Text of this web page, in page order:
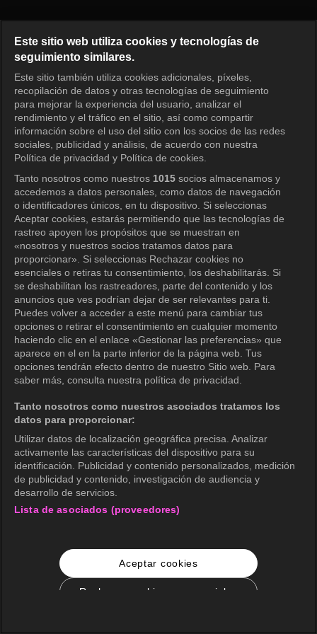
Iniciar sesión
Este sitio web utiliza cookies y tecnologías de
seguimiento similares.
Este sitio también utiliza cookies adicionales, píxeles,
recopilación de datos y otras tecnologías de seguimiento
para mejorar la experiencia del usuario, analizar el
rendimiento y el tráfico en el sitio, así como compartir
información sobre el uso del sitio con los socios de las redes
sociales, publicidad y análisis, de acuerdo con nuestra
Política de privacidad y Política de cookies.
Tanto nosotros como nuestros 1015 socios almacenamos y
accedemos a datos personales, como datos de navegación
o identificadores únicos, en tu dispositivo. Si seleccionas
Aceptar cookies, estarás permitiendo que las tecnologías de
rastreo apoyen los propósitos que se muestran en
«nosotros y nuestros socios tratamos datos para
proporcionar». Si seleccionas Rechazar cookies no
esenciales o retiras tu consentimiento, los deshabilitarás. Si
se deshabilitan los rastreadores, parte del contenido y los
anuncios que ves podrían dejar de ser relevantes para ti.
Puedes volver a acceder a este menú para cambiar tus
opciones o retirar el consentimiento en cualquier momento
haciendo clic en el enlace «Gestionar las preferencias» que
aparece en el en la parte inferior de la página web. Tus
opciones tendrán efecto dentro de nuestro Sitio web. Para
saber más, consulta nuestra política de privacidad.
Tanto nosotros como nuestros asociados tratamos los
datos para proporcionar:
Utilizar datos de localización geográfica precisa. Analizar
activamente las características del dispositivo para su
identificación. Publicidad y contenido personalizados, medición
de publicidad y contenido, investigación de audiencia y
desarrollo de servicios.
Lista de asociados (proveedores)
Aceptar cookies
Rechazar cookies no esenciales